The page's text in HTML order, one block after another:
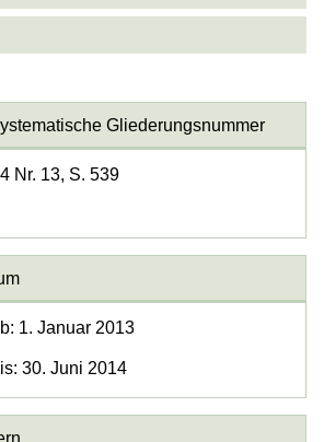
Gliederungsnummer
Nr. 13, S. 539
1. Januar 2013
30. Juni 2014